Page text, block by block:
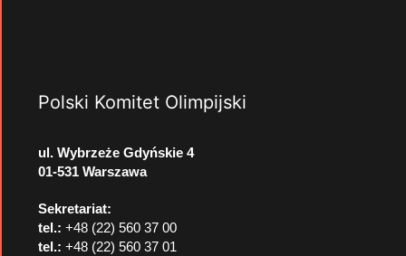
Polski Komitet Olimpijski
ul. Wybrzeże Gdyńskie 4
01-531 Warszawa
Sekretariat:
tel.: +48 (22) 560 37 00
tel.: +48 (22) 560 37 01